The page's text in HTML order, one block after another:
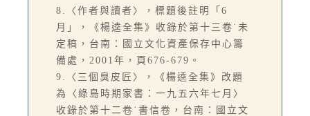
8.〈作者與讀者〉，標題後註明「6
月」，《楊逵全集》收錄於第十三卷˙未
定稿，台南：國立文化資產保存中心籌
備處，2001年，頁676-679。
9.〈三個臭皮匠〉，《楊逵全集》改題
為〈綠島時期家書：一九五六年七月〉
收錄於第十二卷˙書信卷，台南：國立文